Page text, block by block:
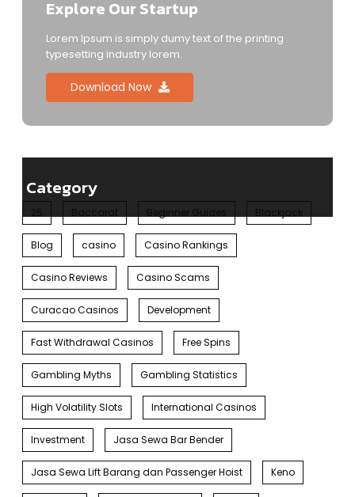
Explore Our Startup
Lorem Ipsum is simply dumy text of the printing
typesetting industry lorem.
Download Now
Category
25 Baccarat Beginner Guides Blackjack
Blog casino Casino Rankings
Casino Reviews Casino Scams
Curacao Casinos Development
Fast Withdrawal Casinos Free Spins
Gambling Myths Gambling Statistics
High Volatility Slots International Casinos
Investment Jasa Sewa Bar Bender
Jasa Sewa Lift Barang dan Passenger Hoist Keno